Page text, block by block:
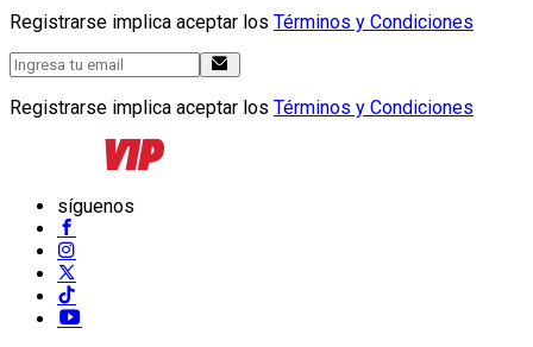
Registrarse implica aceptar los Términos y Condiciones
Registrarse implica aceptar los Términos y Condiciones
síguenos